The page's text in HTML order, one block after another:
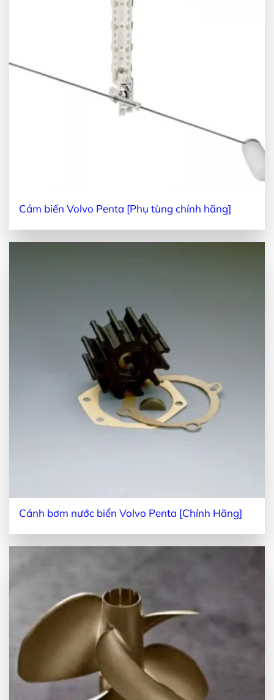
Cảm biến Volvo Penta [Phụ tùng chính hãng]
Cánh bơm nước biển Volvo Penta [Chính Hãng]